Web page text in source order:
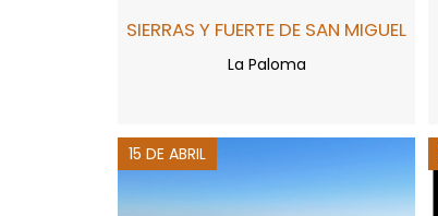
SIERRAS Y FUERTE DE SAN MIGUEL
La Paloma
15 DE ABRIL